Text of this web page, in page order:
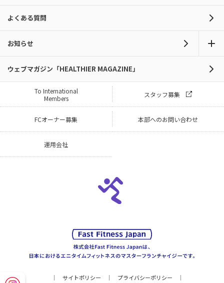
よくある質問
お知らせ
ウェブマガジン「HEALTHIER MAGAZINE」
To International
Members
スタッフ募集
FCオーナー募集 本部へのお問い合わせ
運用会社
サイトポリシー プライバシーポリシー